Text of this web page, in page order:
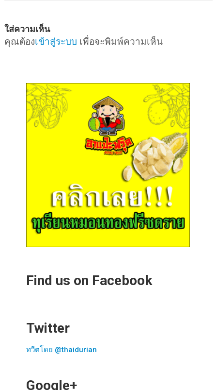
ใส่ความเห็น
คุณต้องเข้าสู่ระบบ เพื่อจะพิมพ์ความเห็น
Find us on Facebook
Twitter
ทวีตโดย @thaidurian
Google+